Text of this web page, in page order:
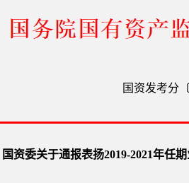
国资发考分
国资委关于通报表扬2019-2021年任